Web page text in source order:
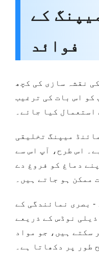
میپنگ کے
فوائد
نقشہ سازی کی کچھ
کو اس بات کی ترغیب
کیا جائے۔
میپنگ تخلیقی
اس طرح، آپ اس سے
دماغ کو فروغ دے
ممکن ہو جاتے ہیں۔
- بصری نمائندگی کے
نوڈس کے ذریعے
سکتے ہیں، جو مواد
طور پر دکھاتا ہے۔